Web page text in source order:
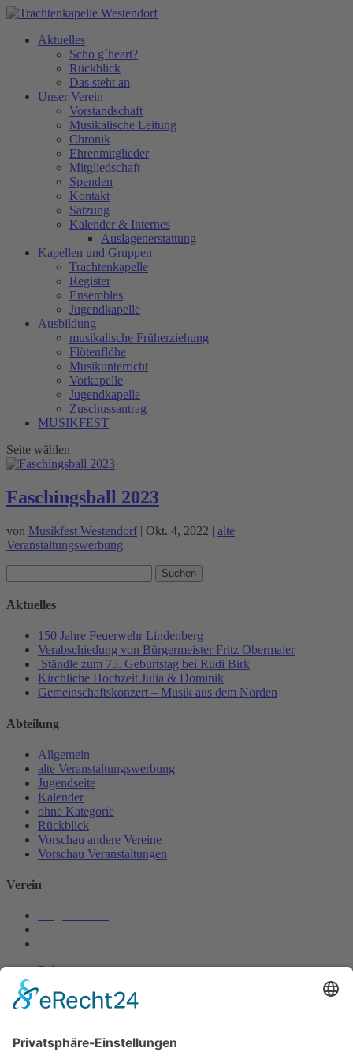
Aktuelles
Scho g´heart?
Rückblick
Das steht an
Unser Verein
Vorstandschaft
Musikalische Leitung
Chronik
Ehrenmitglieder
Mitgliedschaft
Spenden
Kontakt
Satzung
Kalender & Internes
Auslagenerstattung
Kapellen und Gruppen
Trachtenkapelle
Register
Ensembles
Jugendkapelle
Ausbildung
musikalische Früherziehung
Flötenflöhe
Musikunterricht
Vorkapelle
Jugendkapelle
Zuschussantrag
MUSIKFEST
Seite wählen
Faschingsball 2023
von Musikfest Westendorf | Okt. 4, 2022 | alte
Veranstaltungswerbung
nach:
Aktuelles
150 Jahre Feuerwehr Lindenberg
Verabschiedung von Bürgermeister Fritz Obermaier
Ständle zum 75. Geburtstag bei Rudi Birk
Kirchliche Hochzeit Julia & Dominik
Gemeinschaftskonzert – Musik aus dem Norden
Abteilung
Allgemein
alte Veranstaltungswerbung
Jugendseite
Kalender
ohne Kategorie
Rückblick
Vorschau andere Vereine
Vorschau Veranstaltungen
Verein
Folgen
Folgen
Folgen